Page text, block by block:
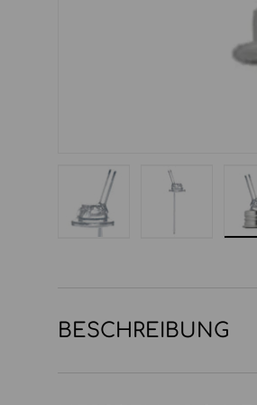
BESCHREIBUNG